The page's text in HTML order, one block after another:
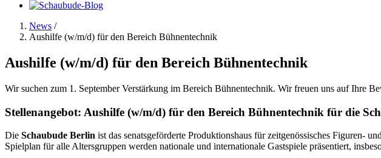
News /
Aushilfe (w/m/d) für den Bereich Bühnentechnik
Aushilfe (w/m/d) für den Bereich Bühnentechnik
Wir suchen zum 1. September Verstärkung im Bereich Bühnentechnik. Wir freuen uns auf Ihre
Stellenangebot: Aushilfe (w/m/d) für den Bereich Bühnentechnik für die
Die Schaubude Berlin ist das senatsgeförderte Produktionshaus für zeitgenössisches Figuren-
Spielplan für alle Altersgruppen werden nationale und internationale Gastspiele präsentiert,